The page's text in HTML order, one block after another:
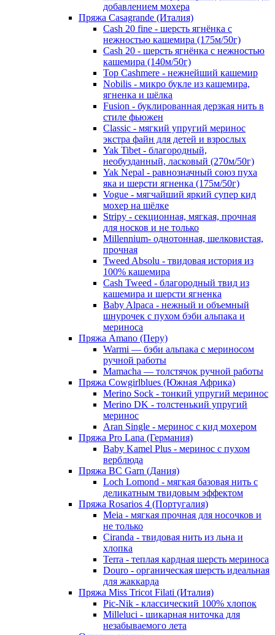
добавлением мохера
Пряжа Casagrande (Италия)
Cash 20 fine - шерсть ягнёнка с
нежностью кашемира (175м/50г)
Cash 20 - шерсть ягнёнка с нежностью
кашемира (140м/50г)
Top Cashmere - нежнейший кашемир
Nobilis - микро букле из кашемира,
ягненка и шёлка
Fusion - буклированная дерзкая нить в
стиле фьюжен
Classic - мягкий упругий меринос
экстра файн для детей и взрослых
Yak Tibet - благородный,
необузданный, ласковый (270м/50г)
Yak Nepal - равнозначный союз пуха
яка и шерсти ягненка (175м/50г)
Vogue - мягчайший яркий супер кид
мохер на шёлке
Stripy - секционная, мягкая, прочная
для носков и не только
Millennium- однотонная, шелковистая,
прочная
Tweed Absolu - твидовая история из
100% кашемира
Cash Tweed - благородный твид из
кашемира и шерсти ягненка
Baby Alpaca - нежный и объемный
шнурочек с пухом бэби альпака и
мериноса
Пряжа Amano (Перу)
Warmi — бэби альпака с мериносом
ручной работы
Mamacha — толстячок ручной работы
Пряжа Cowgirlblues (Южная Африка)
Merino Sock - тонкий упругий меринос
Merino DK - толстенький упругий
меринос
Aran Single - меринос с кид мохером
Пряжа Pro Lana (Германия)
Baby Kamel Plus - меринос с пухом
верблюда
Пряжа BC Garn (Дания)
Loch Lomond - мягкая базовая нить с
деликатным твидовым эффектом
Пряжа Rosarios 4 (Португалия)
Meia - мягкая прочная для носочков и
не только
Ciranda - твидовая нить из льна и
хлопка
Terra - теплая кардная шерсть мериноса
Douro - органическая шерсть идеальная
для жаккарда
Пряжа Miss Tricot Filati (Италия)
Pic-Nik - классический 100% хлопок
Milleluci - шикарная ниточка для
незабываемого лета